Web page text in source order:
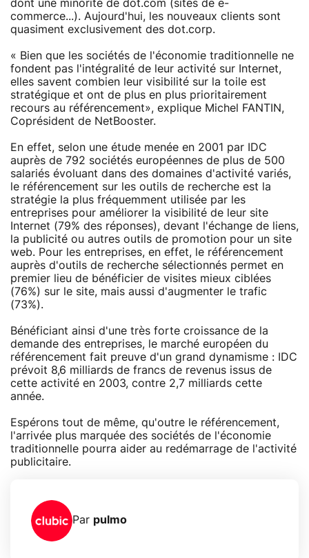
dont une minorité de dot.com (sites de e-
commerce...). Aujourd'hui, les nouveaux clients sont
quasiment exclusivement des dot.corp.
« Bien que les sociétés de l'économie traditionnelle ne
fondent pas l'intégralité de leur activité sur Internet,
elles savent combien leur visibilité sur la toile est
stratégique et ont de plus en plus prioritairement
recours au référencement», explique Michel FANTIN,
Coprésident de NetBooster.
En effet, selon une étude menée en 2001 par IDC
auprès de 792 sociétés européennes de plus de 500
salariés évoluant dans des domaines d'activité variés,
le référencement sur les outils de recherche est la
stratégie la plus fréquemment utilisée par les
entreprises pour améliorer la visibilité de leur site
Internet (79% des réponses), devant l'échange de liens,
la publicité ou autres outils de promotion pour un site
web. Pour les entreprises, en effet, le référencement
auprès d'outils de recherche sélectionnés permet en
premier lieu de bénéficier de visites mieux ciblées
(76%) sur le site, mais aussi d'augmenter le trafic
(73%).
Bénéficiant ainsi d'une très forte croissance de la
demande des entreprises, le marché européen du
référencement fait preuve d'un grand dynamisme : IDC
prévoit 8,6 milliards de francs de revenus issus de
cette activité en 2003, contre 2,7 milliards cette
année.
Espérons tout de même, qu'outre le référencement,
l'arrivée plus marquée des sociétés de l'économie
traditionnelle pourra aider au redémarrage de l'activité
publicitaire.
Par pulmo